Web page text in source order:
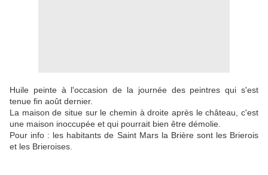
Huile peinte à l'occasion de la journée des peintres qui s'est
tenue fin août dernier.
La maison de situe sur le chemin à droite après le château, c'est
une maison inoccupée et qui pourrait bien être démolie.
Pour info : les habitants de Saint Mars la Brière sont les Brierois
et les Brieroises.